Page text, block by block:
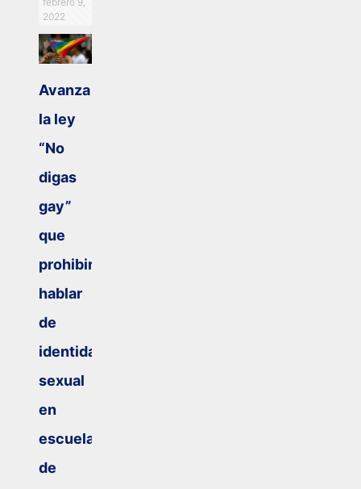
2022
Avanza
la ley
“No
digas
gay”
que
prohibiría
hablar
de
identidad
sexual
en
escuelas
de